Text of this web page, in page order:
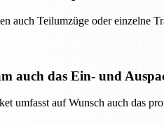
auch Teilumzüge oder einzelne
auch das Ein- und
umfasst auf Wunsch auch das